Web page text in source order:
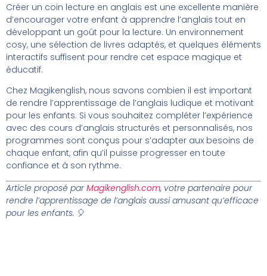
Créer un coin lecture en anglais est une excellente manière
d’encourager votre enfant à apprendre l’anglais tout en
développant un goût pour la lecture. Un environnement
cosy, une sélection de livres adaptés, et quelques éléments
interactifs suffisent pour rendre cet espace magique et
éducatif.
Chez Magikenglish, nous savons combien il est important
de rendre l’apprentissage de l’anglais ludique et motivant
pour les enfants. Si vous souhaitez compléter l’expérience
avec des cours d’anglais structurés et personnalisés, nos
programmes sont conçus pour s’adapter aux besoins de
chaque enfant, afin qu’il puisse progresser en toute
confiance et à son rythme.
Article proposé parMagikenglish.com, votre partenaire pour
rendre l’apprentissage de l’anglais aussi amusant qu’efficace
pour les enfants. 🎈